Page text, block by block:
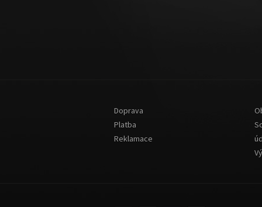
Doprava
Platba
Reklamace